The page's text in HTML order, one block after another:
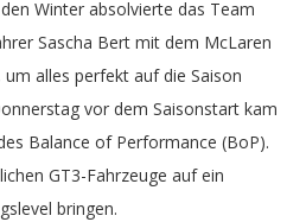
Winter absolvierte das Team
Sascha Bert mit dem McLaren
alles perfekt auf die Saison
vor dem Saisonstart kam
Balance of Performance (BoP).
GT3-Fahrzeuge auf ein
bringen.